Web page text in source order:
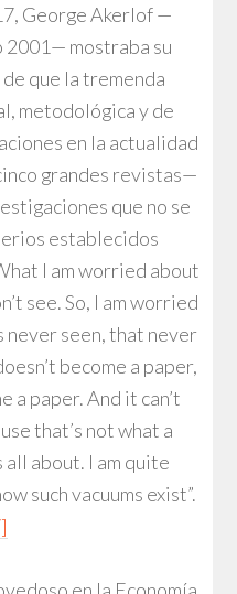
George Akerlof —
mostraba su
que la tremenda
metodológica y de
en la actualidad
grandes revistas—
que no se
establecidos
I am worried about
see. So, I am worried
never seen, that never
become a paper,
a paper. And it can’t
that’s not what a
all about. I am quite
such vacuums exist”.